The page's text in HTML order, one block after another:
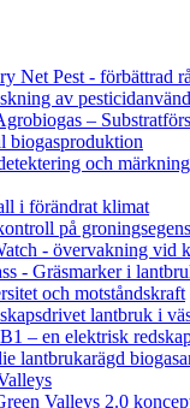
Net Pest - förbättrad
av
–
biogasproduktion
och
i förändrat klimat
på
- övervakning vid
- Gräsmarker i
och motståndskraft
lantbruk i
– en elektrisk
lantbrukarägd
Valleys 2.0